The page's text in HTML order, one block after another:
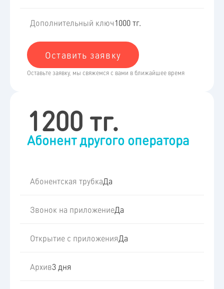
Дополнительный ключ1000 тг.
Оставить заявку
Оставьте заявку, мы свяжемся с вами в ближайшее время
1200 тг.
Абонент другого оператора
Абонентская трубкаДа
Звонок на приложениеДа
Открытие с приложенияДа
Архив3 дня